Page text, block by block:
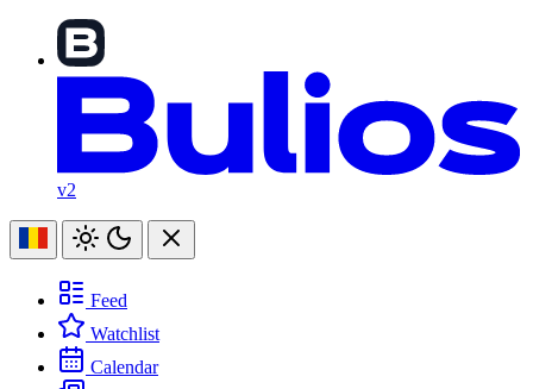
v2
Feed
Watchlist
Calendar